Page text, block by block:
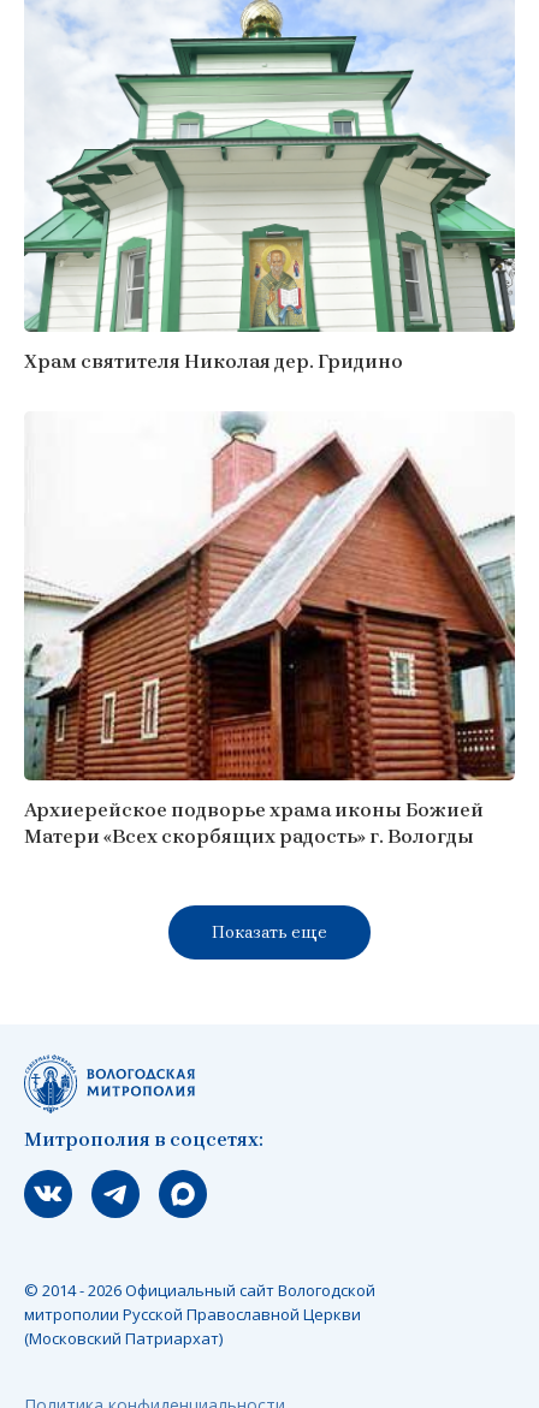
Храм святителя Николая дер. Гридино
Архиерейское подворье храма иконы Божией
Матери «Всех скорбящих радость» г. Вологды
Показать еще
Митрополия в соцсетях:
Мы вконтакте
Мы в telegram
Мы в Макс
© 2014 - 2026 Официальный сайт Вологодской
митрополии Русской Православной Церкви
(Московский Патриархат)